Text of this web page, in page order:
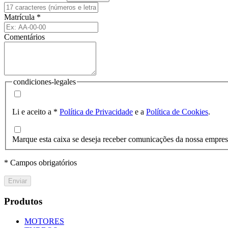
Matrícula *
Comentários
condiciones-legales
Li e aceito a * Política de Privacidade e a Política de Cookies.
Marque esta caixa se deseja receber comunicações da nossa
* Campos obrigatórios
Enviar
Produtos
MOTORES